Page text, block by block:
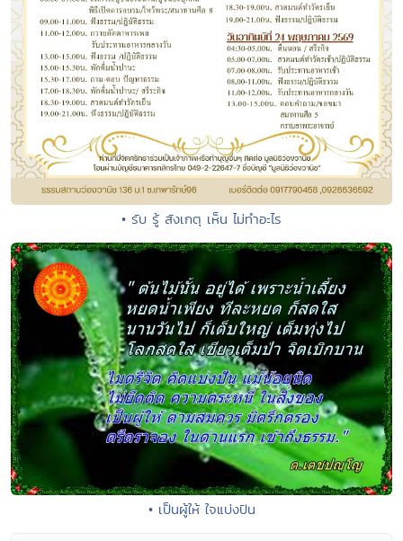
• รับ รู้ สังเกตุ เห็น ไม่ทำอะไร
• เป็นผู้ให้ ใจแบ่งปัน